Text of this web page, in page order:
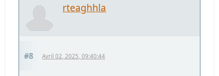
rteaghhla
#8 Avril 02, 2025, 09:40:44